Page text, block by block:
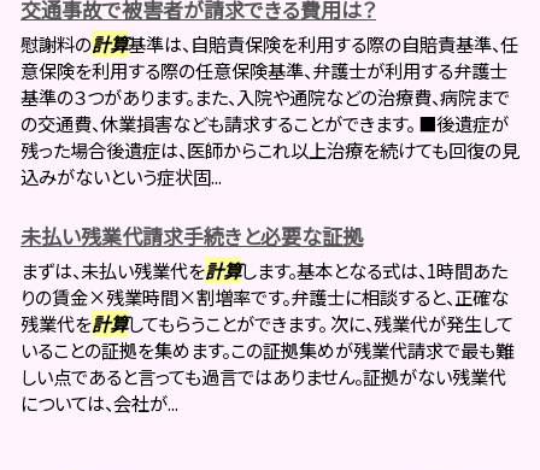
交通事故で被害者が請求できる費用は？
慰謝料の計算基準は、自賠責保険を利用する際の自賠責基準、任
意保険を利用する際の任意保険基準、弁護士が利用する弁護士
基準の３つがあります。また、入院や通院などの治療費、病院まで
の交通費、休業損害なども請求することができます。 ■後遺症が
残った場合後遺症は、医師からこれ以上治療を続けても回復の見
込みがないという症状固...
未払い残業代請求手続きと必要な証拠
まずは、未払い残業代を計算します。基本となる式は、1時間あた
りの賃金×残業時間×割増率です。弁護士に相談すると、正確な
残業代を計算してもらうことができます。 次に、残業代が発生して
いることの証拠を集めます。この証拠集めが残業代請求で最も難
しい点であると言っても過言ではありません。証拠がない残業代
については、会社が...